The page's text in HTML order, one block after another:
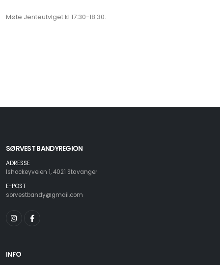
Møte Jenteutvlget kl 17:30-18:30.
SØRVEST BANDYREGION
ADRESSE
Ishockeyveien 1, 4021 Stavanger
E-POST
sorvestbandy@gmail.com
INFO